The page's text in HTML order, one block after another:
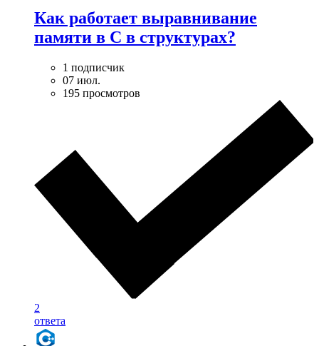
Как работает выравнивание
памяти в С в структурах?
1 подписчик
07 июл.
195 просмотров
2
ответа